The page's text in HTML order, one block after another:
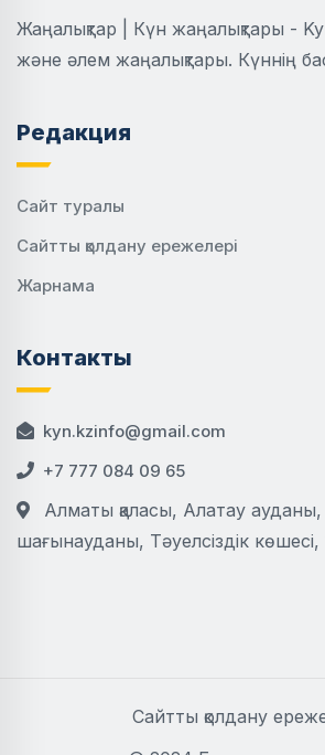
Жаңалықтар | Күн жаңалықтары -
және әлем жаңалықтары. Күннің
Редакция
Сайт туралы
Сайтты қолдану ережелері
Жарнама
Контакты
kyn.kzinfo@gmail.com
+7 777 084 09 65
Алматы қаласы, Алатау ауданы,
шағынауданы, Тәуелсіздік көшесі,
Сайтты қолдану